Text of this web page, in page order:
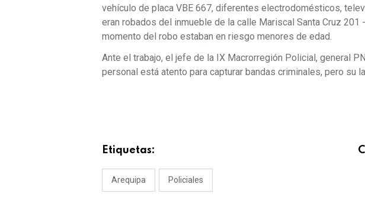
vehículo de placa VBE 667, diferentes electrodomésticos,
eran robados del inmueble de la calle Mariscal Santa Cruz 201
momento del robo estaban en riesgo menores de edad.
Ante el trabajo, el jefe de la IX Macrorregión Policial, general
personal está atento para capturar bandas criminales, pero su
Etiquetas:
Arequipa Policiales